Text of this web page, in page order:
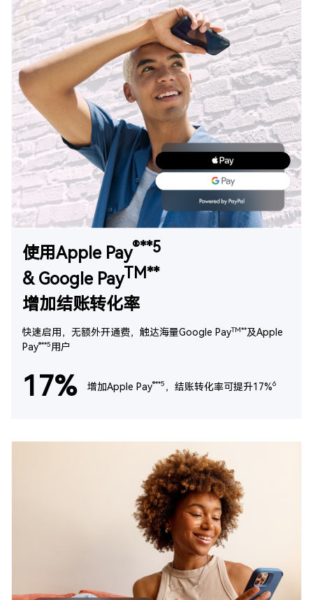
使用Apple Pay®**5
& Google PayTM**
增加结账转化率
快速启用，无额外开通费，触达海量Google PayTM**及Apple
Pay®**5用户
17% 增加Apple Pay®**5 ，结账转化率可提升17%6